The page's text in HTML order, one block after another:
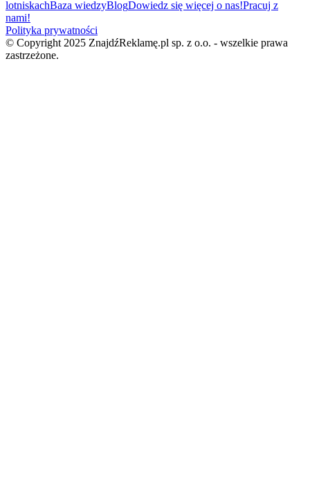
lotniskachBaza wiedzyBlogDowiedz się więcej o nas!Pracuj z
nami!
Polityka prywatności
© Copyright 2025 ZnajdźReklamę.pl sp. z o.o. - wszelkie prawa
zastrzeżone.